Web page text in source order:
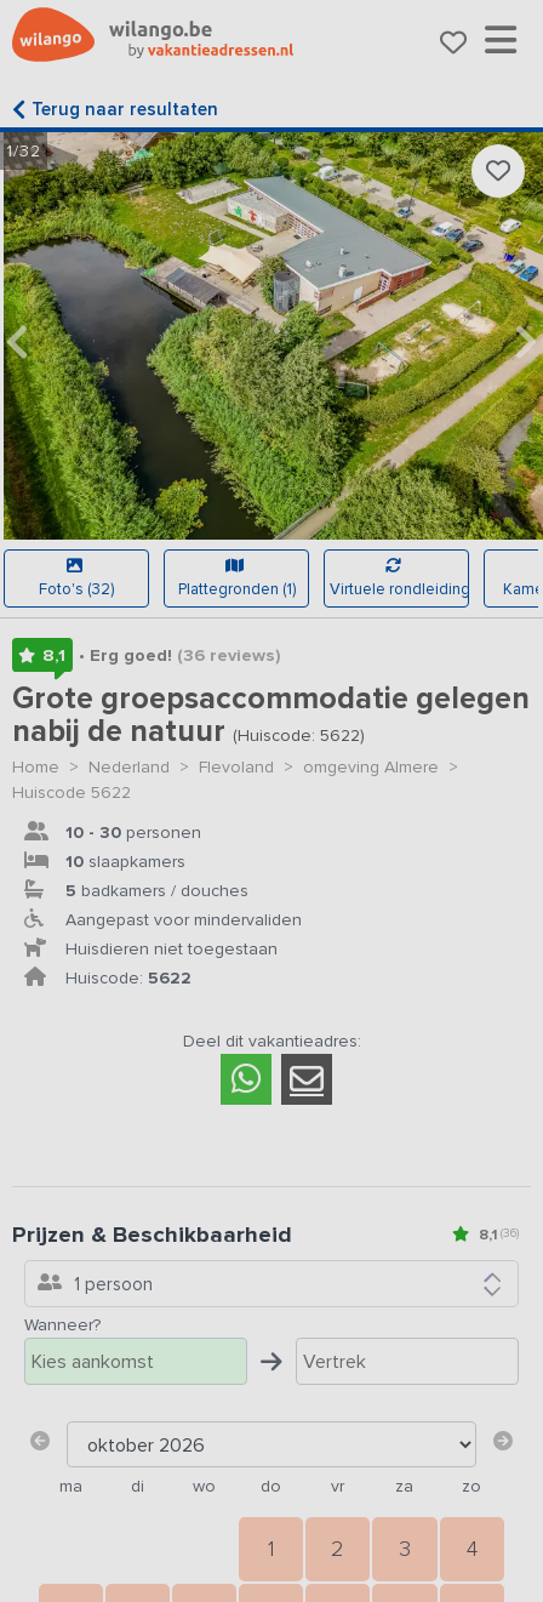
Terug naar resultaten
1/32
Foto's (32) Plattegronden (1) Virtuele rondleiding
8,1 • Erg goed! (36reviews)
Grote groepsaccommodatie gelegen
nabij de natuur (Huiscode: 5622)
Home > Nederland > Flevoland > omgeving Almere >
Huiscode 5622
10 - 30 personen
10 slaapkamers
5 badkamers / douches
Aangepast voor mindervaliden
Huisdieren niet toegestaan
Huiscode: 5622
Deel dit vakantieadres:
8,1 (36)
Prijzen & Beschikbaarheid
1 persoon
Wanneer?
ma di wo do vr za zo
1 2 3 4